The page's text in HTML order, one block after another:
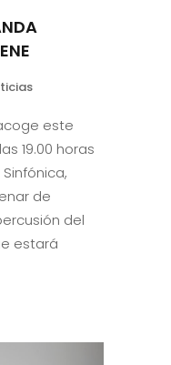
este
19.00 horas
de
del
estará